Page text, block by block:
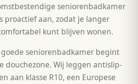
seniorenbadkamer
proactief aan, zodat je langer
kunt blijven wonen.
goede seniorenbadkamer begint
douchezone. Wij leggen antislip-
aan klasse R10, een Europese